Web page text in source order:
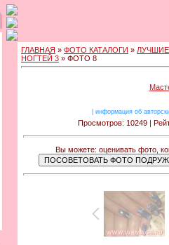
ГЛАВНАЯ » ФОТО КАТАЛОГИ »
НОГТЕЙ 3 » ФОТО 8
информация об
Просмотров: 10249 |
Вы можете: оценивать фото,